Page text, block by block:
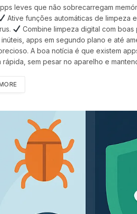
leves que não sobrecarregam
Ative funções automáticas de limpeza
Combine limpeza digital com
apps em segundo plano e até
A boa notícia é que existem
rápida, sem pesar no aparelho e